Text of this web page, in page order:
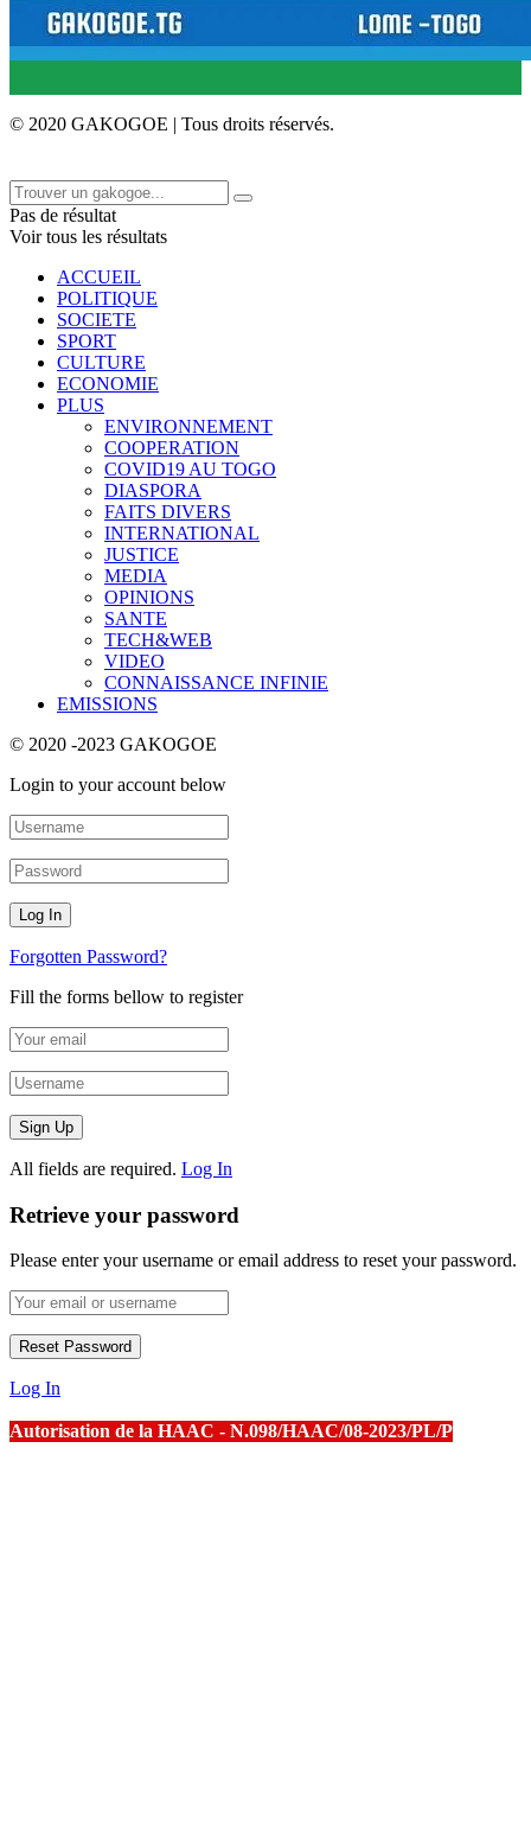
© 2020 GAKOGOE | Tous droits réservés.
Pas de résultat
Voir tous les résultats
ACCUEIL
POLITIQUE
SOCIETE
SPORT
CULTURE
ECONOMIE
PLUS
ENVIRONNEMENT
COOPERATION
COVID19 AU TOGO
DIASPORA
FAITS DIVERS
INTERNATIONAL
JUSTICE
MEDIA
OPINIONS
SANTE
TECH&WEB
VIDEO
CONNAISSANCE INFINIE
EMISSIONS
© 2020 -2023 GAKOGOE
Login to your account below
Forgotten Password?
Fill the forms bellow to register
All fields are required. Log In
Retrieve your password
Please enter your username or email address to reset your password.
Log In
Autorisation de la HAAC - N.098/HAAC/08-2023/PL/P